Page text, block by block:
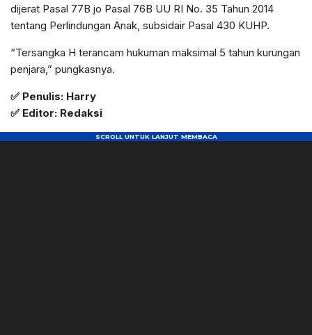
dijerat Pasal 77B jo Pasal 76B UU RI No. 35 Tahun 2014
tentang Perlindungan Anak, subsidair Pasal 430 KUHP.
“Tersangka H terancam hukuman maksimal 5 tahun kurungan
penjara,” pungkasnya.
✅ Penulis: Harry
✅ Editor: Redaksi